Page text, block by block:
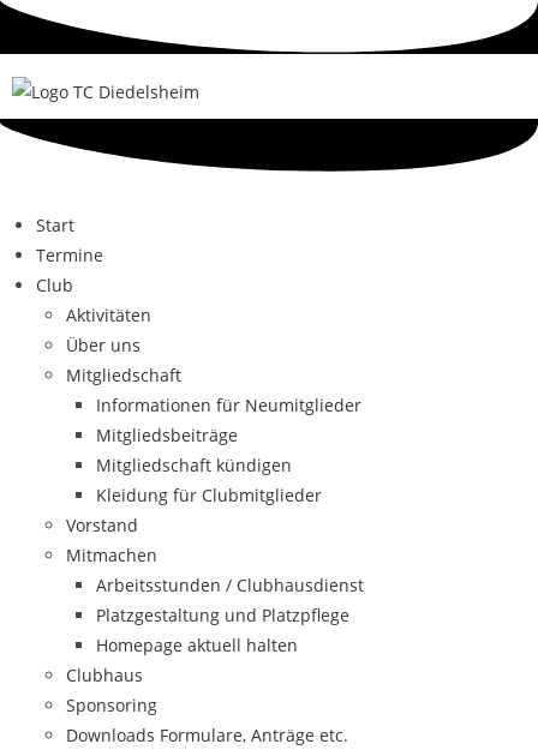
Start
Termine
Club
Aktivitäten
Über uns
Mitgliedschaft
Informationen für Neumitglieder
Mitgliedsbeiträge
Mitgliedschaft kündigen
Kleidung für Clubmitglieder
Vorstand
Mitmachen
Arbeitsstunden / Clubhausdienst
Platzgestaltung und Platzpflege
Homepage aktuell halten
Clubhaus
Sponsoring
Downloads Formulare, Anträge etc.